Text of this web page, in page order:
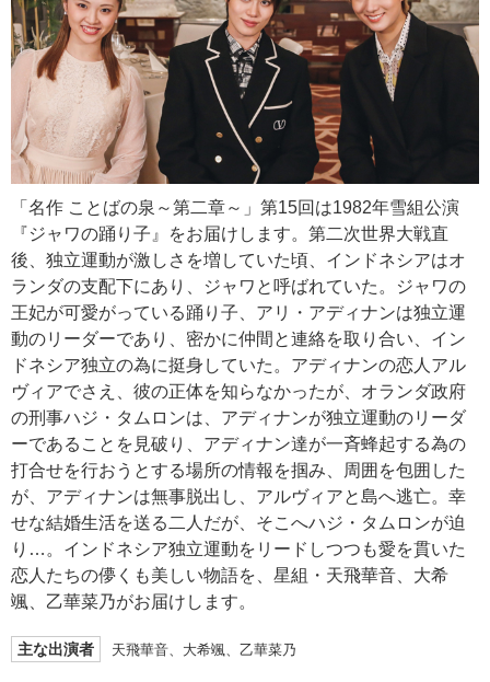
「名作 ことばの泉～第二章～」第15回は1982年雪組公演
『ジャワの踊り子』をお届けします。第二次世界大戦直
後、独立運動が激しさを増していた頃、インドネシアはオ
ランダの支配下にあり、ジャワと呼ばれていた。ジャワの
王妃が可愛がっている踊り子、アリ・アディナンは独立運
動のリーダーであり、密かに仲間と連絡を取り合い、イン
ドネシア独立の為に挺身していた。アディナンの恋人アル
ヴィアでさえ、彼の正体を知らなかったが、オランダ政府
の刑事ハジ・タムロンは、アディナンが独立運動のリーダ
ーであることを見破り、アディナン達が一斉蜂起する為の
打合せを行おうとする場所の情報を掴み、周囲を包囲した
が、アディナンは無事脱出し、アルヴィアと島へ逃亡。幸
せな結婚生活を送る二人だが、そこへハジ・タムロンが迫
り…。インドネシア独立運動をリードしつつも愛を貫いた
恋人たちの儚くも美しい物語を、星組・天飛華音、大希
颯、乙華菜乃がお届けします。
主な出演者 天飛華音、大希颯、乙華菜乃